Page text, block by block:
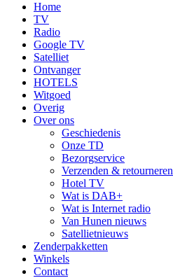
Home
TV
Radio
Google TV
Satelliet
Ontvanger
HOTELS
Witgoed
Overig
Over ons
Geschiedenis
Onze TD
Bezorgservice
Verzenden & retourneren
Hotel TV
Wat is DAB+
Wat is Internet radio
Van Hunen nieuws
Satellietnieuws
Zenderpakketten
Winkels
Contact